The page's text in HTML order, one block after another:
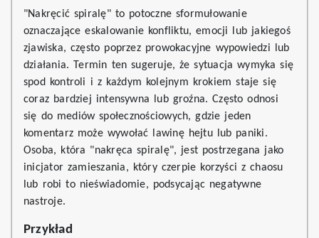
"Nakręcić spiralę" to potoczne sformułowanie
oznaczające eskalowanie konfliktu, emocji lub jakiegoś
zjawiska, często poprzez prowokacyjne wypowiedzi lub
działania. Termin ten sugeruje, że sytuacja wymyka się
spod kontroli i z każdym kolejnym krokiem staje się
coraz bardziej intensywna lub groźna. Często odnosi
się do mediów społecznościowych, gdzie jeden
komentarz może wywołać lawinę hejtu lub paniki.
Osoba, która "nakręca spiralę", jest postrzegana jako
inicjator zamieszania, który czerpie korzyści z chaosu
lub robi to nieświadomie, podsycając negatywne
nastroje.
Przykład